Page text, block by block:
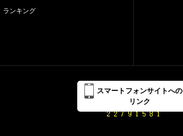
ランキング
スマートフォンサイトへの
リンク